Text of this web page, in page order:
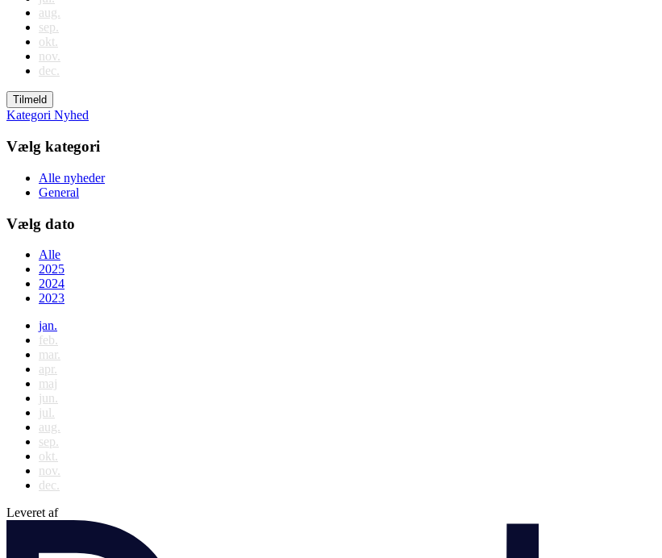
aug.
sep.
okt.
nov.
dec.
Tilmeld
Kategori Nyhed
Vælg kategori
Alle nyheder
General
Vælg dato
Alle
2025
2024
2023
jan.
feb.
mar.
apr.
maj
jun.
jul.
aug.
sep.
okt.
nov.
dec.
Leveret af